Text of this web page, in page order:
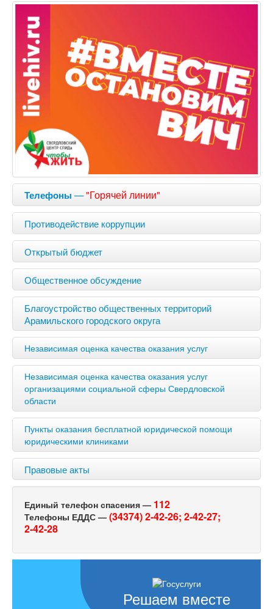
Телефоны —"Горячей линии"
Противодействие коррупции
Открытый бюджет
Общественное обсуждение
Благоустройство общественных территорий
Арамильского городского округа
Независимая оценка качества оказания услуг
Независимая оценка качества оказания услуг
организациями социальной сферы Свердловской
области
Пункты оказания бесплатной юридической помощи
юридическими клиниками
Правовые акты
Единый телефон спасения — 112
Телефоны ЕДДС — (34374) 2-42-26; 2-42-27;
2-42-28
Решаем вместе